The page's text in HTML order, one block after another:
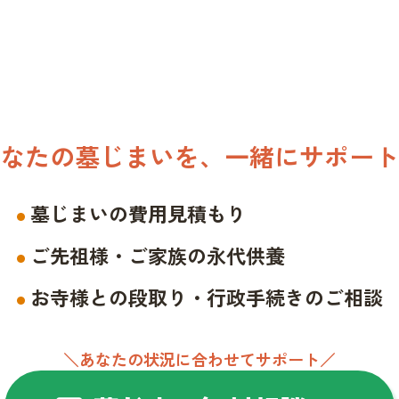
たの墓じまいを、一緒にサポー
墓じまいの費用見積もり
ご先祖様・ご家族の永代供養
お寺様との段取り・行政手続きのご相談
＼あなたの状況に合わせてサポート／